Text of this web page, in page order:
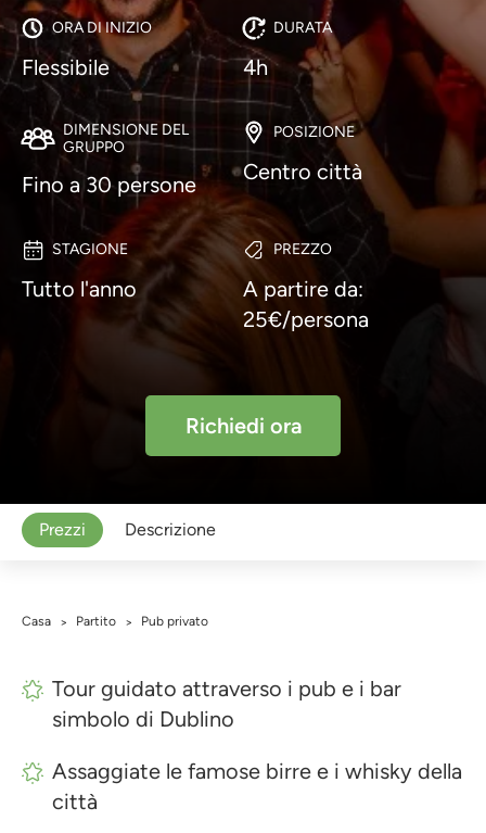
ORA DI INIZIO
Flessibile
DURATA
4h
DIMENSIONE DEL
GRUPPO
Fino a 30 persone
POSIZIONE
Centro città
STAGIONE
Tutto l'anno
PREZZO
A partire da:
25€/persona
Richiedi ora
Prezzi Descrizione
Casa > Partito > Pub privato
Tour guidato attraverso i pub e i bar
simbolo di Dublino
Assaggiate le famose birre e i whisky della
città